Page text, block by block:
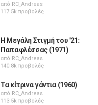
από RC_Andreas
117.5k προβολές
Η Μεγάλη Στιγμή του '21:
Παπαφλέσσας (1971)
από RC_Andreas
140.8k προβολές
Τα κίτρινα γάντια (1960)
από RC_Andreas
113.5k προβολές